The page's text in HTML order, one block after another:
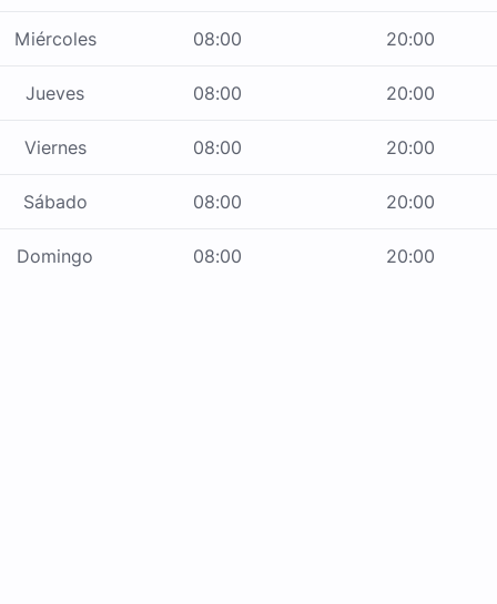
Miércoles 08:00 20:00
Jueves 08:00 20:00
Viernes 08:00 20:00
Sábado 08:00 20:00
Domingo 08:00 20:00